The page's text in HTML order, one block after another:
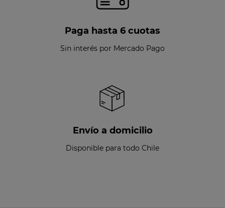
Paga hasta 6 cuotas
Sin interés por Mercado Pago
Envío a domicilio
Disponible para todo Chile